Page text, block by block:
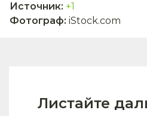
Источник: +1
Фотограф: iStock.com
Листайте